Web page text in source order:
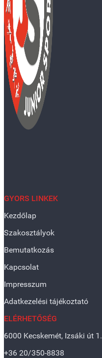
GYORS LINKEK
Kezdőlap
Szakosztályok
Bemutatkozás
Kapcsolat
Impresszum
Adatkezelési tájékoztató
ELÉRHETŐSÉG
6000 Kecskemét, Izsáki út 1.
+36 20/350-8838